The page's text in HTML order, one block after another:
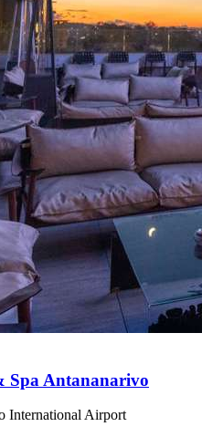
Spa Antananarivo
International Airport